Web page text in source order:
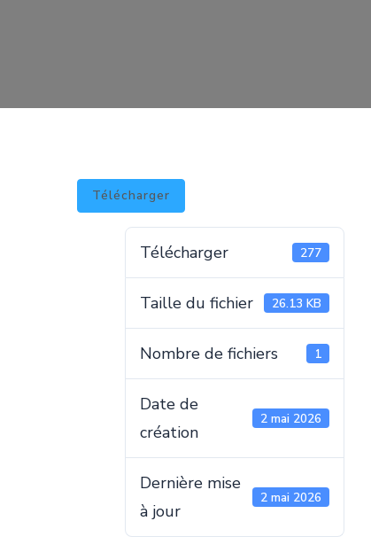
Télécharger
Télécharger 277
Taille du fichier 26.13 KB
Nombre de fichiers 1
Date de
création
2 mai 2026
Dernière mise
à jour
2 mai 2026